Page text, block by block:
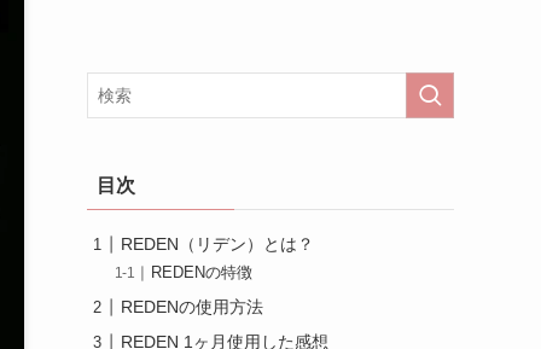
目次
REDEN（リデン）とは？
REDENの特徴
REDENの使用方法
REDEN 1ヶ月使用した感想